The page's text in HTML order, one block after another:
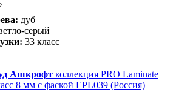
дуб
серый
33 класс
Ашкрофт коллекция PRO Laminate
8 мм с фаской EPL039 (Россия)